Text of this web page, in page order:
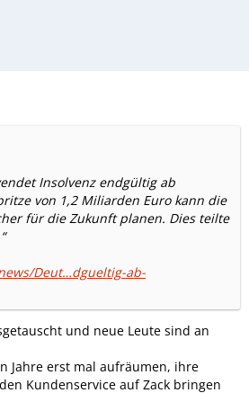
Insolvenz endgültig ab
von 1,2 Miliarden Euro kann die
für die Zukunft planen. Dies teilte
Deut…dgueltig-ab-
und neue Leute sind an
Jahre erst mal aufräumen, ihre
Kundenservice auf Zack bringen